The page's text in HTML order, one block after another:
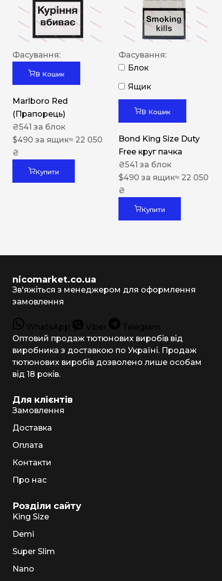
Фасування:
В Кошик
Marlboro Red
(Прапорець)
₴541 за блок
$490 за ящик≈ 22 050
₴
Купити
Фасування:
Блок
Ящик
В Кошик
Bond King Size Duty
Free круг пачка
₴541 за блок
$490 за ящик≈ 22 050
₴
Купити
nicomarket.co.ua
Зв'яжіться з менеджером для оформлення
замовлення
WhatsApp Viber
Telegram
Оптовий продаж тютюнових виробів від
виробника з доставкою по Україні. Продаж
тютюнових виробів дозволено лише особам
від 18 років.
Для клієнтів
Замовлення
Доставка
Оплата
Контакти
Про нас
Розділи сайту
King Size
Demi
Super Slim
Nano